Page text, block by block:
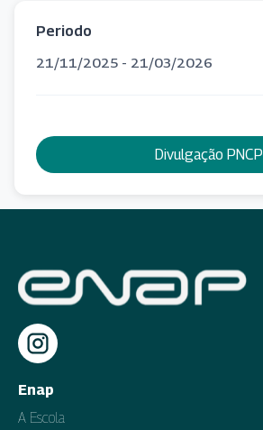
Periodo
21/11/2025 - 21/03/2026
Divulgação PNCP
Enap
A Escola